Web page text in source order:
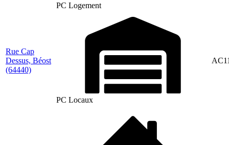
PC Logement
Rue Cap
Dessus, Béost
(64440)
PC Locaux